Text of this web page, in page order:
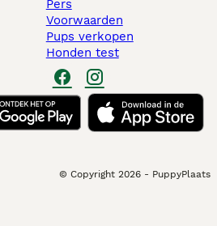
Pers
Voorwaarden
Pups verkopen
Honden test
© Copyright 2026 - PuppyPlaats